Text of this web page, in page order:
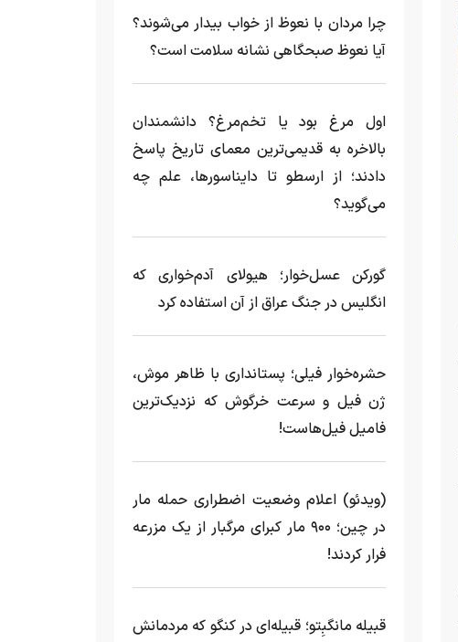
چرا مردان با نعوظ از خواب بیدار می‌شوند؟
آیا نعوظ صبحگاهی نشانه سلامت است؟
اول مرغ بود یا تخم‌مرغ؟ دانشمندان
بالاخره به قدیمی‌ترین معمای تاریخ پاسخ
دادند؛ از ارسطو تا دایناسورها، علم چه
می‌گوید؟
گورکن عسل‌خوار؛ هیولای آدم‌خواری که
انگلیس در جنگ عراق از آن استفاده کرد
حشره‌خوار فیلی؛ پستانداری با ظاهر موش،
ژن فیل و سرعت خرگوش که نزدیک‌ترین
فامیل فیل‌هاست!
(ویدئو) اعلام وضعیت اضطراری حمله مار‌
در چین؛ ۹۰۰ مار کبرای مرگبار از یک مزرعه‌
فرار کردند!
قبیله مانگبِتو؛ قبیله‌ای در کنگو که مردمانش